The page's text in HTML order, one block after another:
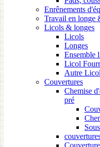
Enrênements
Travail en longe
Licols & longes
Licols
Longes
Ensemble
Licol
Autre Licol
Couvertures
Chemise
pré